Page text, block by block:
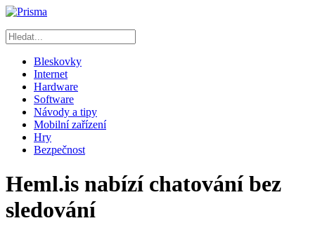
Bleskovky
Internet
Hardware
Software
Návody a tipy
Mobilní zařízení
Hry
Bezpečnost
Heml.is nabízí chatování bez
sledování